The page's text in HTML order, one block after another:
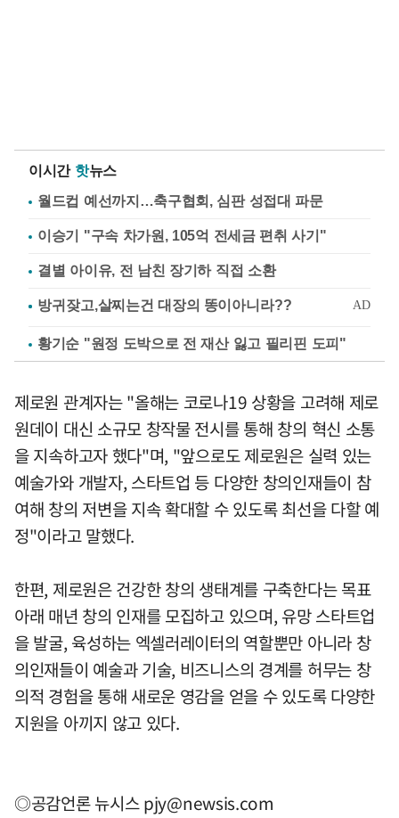
이시간 핫뉴스
월드컵 예선까지…축구협회, 심판 성접대 파문
이승기 "구속 차가원, 105억 전세금 편취 사기"
결별 아이유, 전 남친 장기하 직접 소환
황기순 "원정 도박으로 전 재산 잃고 필리핀 도피"
제로원 관계자는 "올해는 코로나19 상황을 고려해 제로
원데이 대신 소규모 창작물 전시를 통해 창의 혁신 소통
을 지속하고자 했다"며, "앞으로도 제로원은 실력 있는
예술가와 개발자, 스타트업 등 다양한 창의인재들이 참
여해 창의 저변을 지속 확대할 수 있도록 최선을 다할 예
정"이라고 말했다.
한편, 제로원은 건강한 창의 생태계를 구축한다는 목표
아래 매년 창의 인재를 모집하고 있으며, 유망 스타트업
을 발굴, 육성하는 엑셀러레이터의 역할뿐만 아니라 창
의인재들이 예술과 기술, 비즈니스의 경계를 허무는 창
의적 경험을 통해 새로운 영감을 얻을 수 있도록 다양한
지원을 아끼지 않고 있다.
◎공감언론 뉴시스pjy@newsis.com